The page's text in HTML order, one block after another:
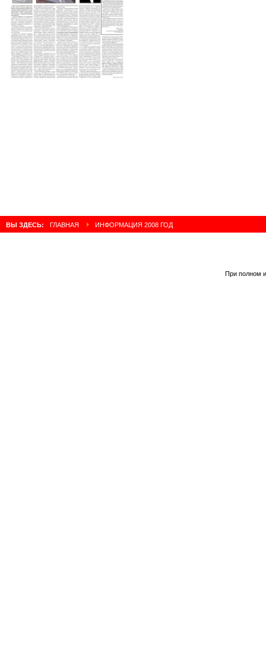
ВЫ ЗДЕСЬ: ГЛАВНАЯ ИНФОРМАЦИЯ 2008 ГОД
При полном